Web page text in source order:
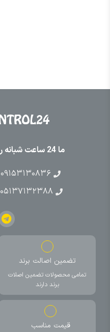
ما 24 ساعت شبانه روز در کنار شما هستیم
۰۹۱۵۳۱۳۰۸۳۶
۰۵۱۳۷۱۳۲۳۸۸
تضمین اصالت برند
تمامی محصولات تضمین اصلات
برند دارند
قیمت مناسب